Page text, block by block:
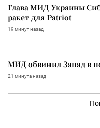
Глава МИД Украины
ракет для Patriot
19 минут назад
МИД обвинил Запад в
21 минута назад